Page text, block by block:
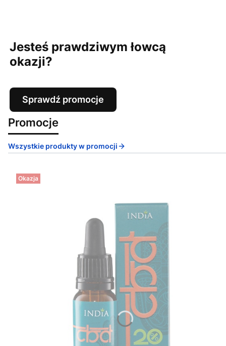
Jesteś prawdziwym łowcą
okazji?
Sprawdź promocje
Promocje
Wszystkie produkty w promocji
Okazja